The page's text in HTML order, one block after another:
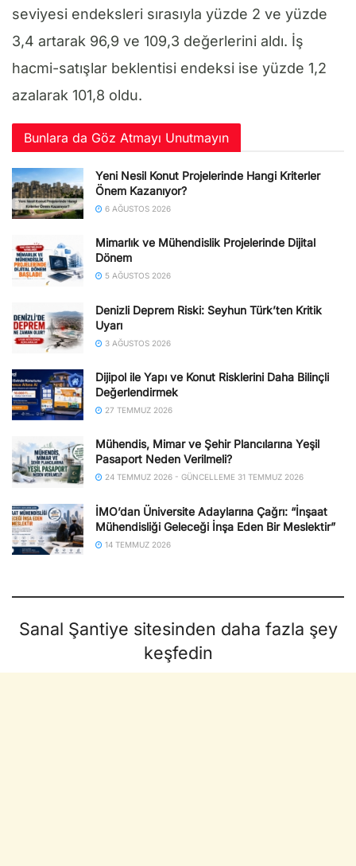
seviyesi endeksleri sırasıyla yüzde 2 ve yüzde
3,4 artarak 96,9 ve 109,3 değerlerini aldı. İş
hacmi-satışlar beklentisi endeksi ise yüzde 1,2
azalarak 101,8 oldu.
Bunlara da Göz Atmayı Unutmayın
Yeni Nesil Konut Projelerinde Hangi Kriterler
Önem Kazanıyor?
6 AĞUSTOS 2026
Mimarlık ve Mühendislik Projelerinde Dijital
Dönem
5 AĞUSTOS 2026
Denizli Deprem Riski: Seyhun Türk’ten Kritik
Uyarı
3 AĞUSTOS 2026
Dijipol ile Yapı ve Konut Risklerini Daha Bilinçli
Değerlendirmek
27 TEMMUZ 2026
Mühendis, Mimar ve Şehir Plancılarına Yeşil
Pasaport Neden Verilmeli?
24 TEMMUZ 2026 - GÜNCELLEME 31 TEMMUZ 2026
İMO’dan Üniversite Adaylarına Çağrı: “İnşaat
Mühendisliği Geleceği İnşa Eden Bir Meslektir”
14 TEMMUZ 2026
Sanal Şantiye sitesinden daha fazla şey
keşfedin